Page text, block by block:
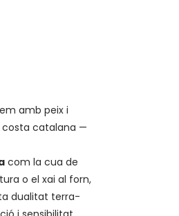
amb peix i
costa catalana —
com la cua de
o el xai al forn,
dualitat terra-